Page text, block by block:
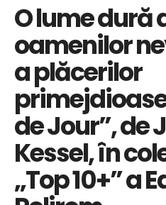
O lume dură
oamenilor
a plăcerilor
de Jour”, de
Kessel, în
„Top 10+” a